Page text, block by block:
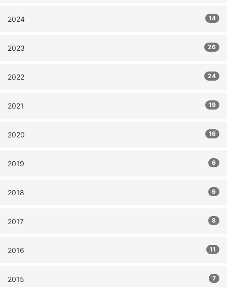
2024 14
2023 26
2022 24
2021 19
2020 16
2019 6
2018 6
2017 8
2016 11
2015 7